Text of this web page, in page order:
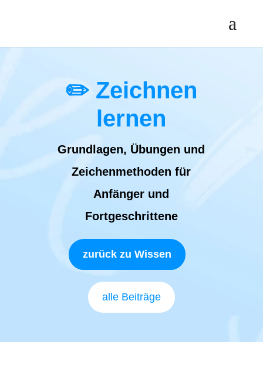
✏️ Zeichnen
lernen
Grundlagen, Übungen und
Zeichenmethoden für
Anfänger und
Fortgeschrittene
zurück zu Wissen
alle Beiträge